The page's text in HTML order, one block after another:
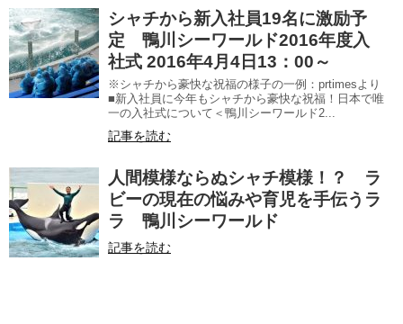
シャチから新入社員19名に激励予
定 鴨川シーワールド2016年度入
社式 2016年4月4日13：00～
※シャチから豪快な祝福の様子の一例：prtimesより
■新入社員に今年もシャチから豪快な祝福！日本で唯
一の入社式について＜鴨川シーワールド2...
記事を読む
人間模様ならぬシャチ模様！？ ラ
ビーの現在の悩みや育児を手伝うラ
ラ 鴨川シーワールド
記事を読む